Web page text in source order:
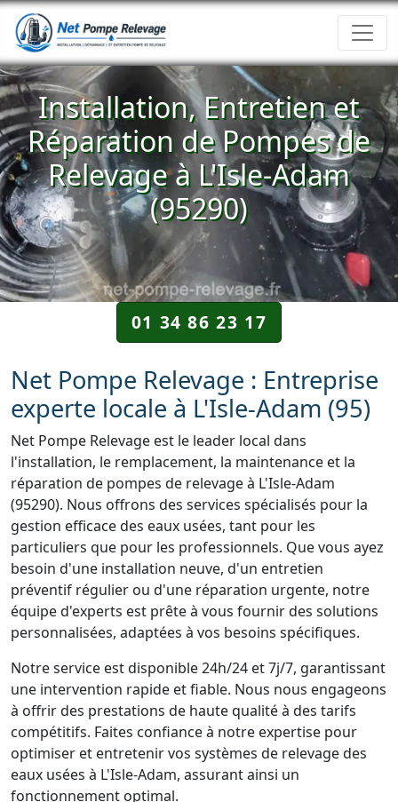
Installation, Entretien et
Réparation de Pompes de
Relevage à L'Isle-Adam
(95290)
01 34 86 23 17
Net Pompe Relevage : Entreprise
experte locale à L'Isle-Adam (95)
Net Pompe Relevage est le leader local dans
l'installation, le remplacement, la maintenance et la
réparation de pompes de relevage à L'Isle-Adam
(95290). Nous offrons des services spécialisés pour la
gestion efficace des eaux usées, tant pour les
particuliers que pour les professionnels. Que vous ayez
besoin d'une installation neuve, d'un entretien
préventif régulier ou d'une réparation urgente, notre
équipe d'experts est prête à vous fournir des solutions
personnalisées, adaptées à vos besoins spécifiques.
Notre service est disponible 24h/24 et 7j/7, garantissant
une intervention rapide et fiable. Nous nous engageons
à offrir des prestations de haute qualité à des tarifs
compétitifs. Faites confiance à notre expertise pour
optimiser et entretenir vos systèmes de relevage des
eaux usées à L'Isle-Adam, assurant ainsi un
fonctionnement optimal.